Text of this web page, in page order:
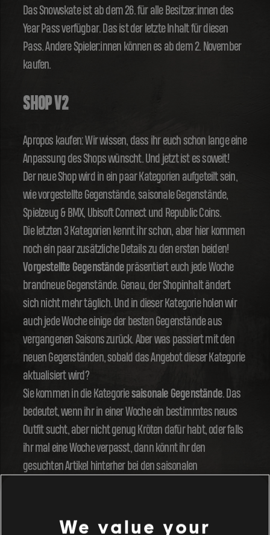
Das Snowskate ist ab dem 26. für alle Besitzer:innen des
Year Pass verfügbar. Das ist der letzte Inhalt für diesen
Pass. Andere Spieler:innen können es ab dem 2. November
kaufen.
SHOP V2
Apropos kaufen: Wir wissen, dass ihr euch schon lange eine
Anpassung des Shops wünscht. Und jetzt ist es soweit!
Der neue Shop wird in ein paar Kategorien aufgeteilt sein,
wie vorgestellte Gegenstände, saisonale Gegenstände,
Spielzeug & BMX, Ubisoft Connect und Republic Coins.
Die letzten 3 Kategorien kennt ihr schon, aber hier kommen
noch ein paar zusätzliche Details zu den ersten beiden!
Vorgestellte Gegenstände präsentiert euch jede Woche
brandneue Gegenstände. Genau, der Shopinhalt ändert
sich nicht mehr täglich. Und in dieser Kategorie holen wir
auch jede Woche einige der besten Gegenstände aus
vergangenen Saisons zurück. Aber was passiert mit den
neuen Gegenständen, sobald das Angebot dieser Kategorie
aktualisiert wird?
Sie kommen in die Kategoriesaisonale Gegenstände. Das
bedeutet, wenn ihr in einer Woche ein bestimmtes neues
Outfit sucht, aber nicht genug Kröten dafür habt, oder falls
ihr mal eine Woche verpasst, dann könnt ihr den
gesuchten Artikel hinterher bei den saisonalen
Und außerdem zählt eure Stimme jetzt noch mehr! Wenn
We value your